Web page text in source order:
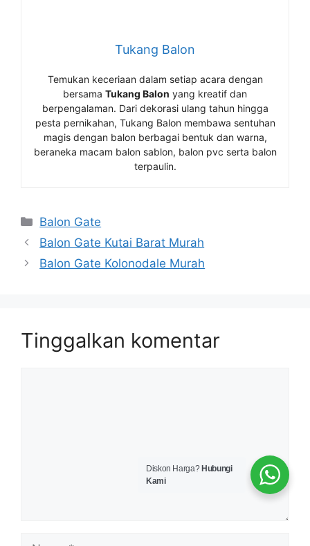
Tukang Balon
Temukan keceriaan dalam setiap acara dengan
bersama Tukang Balon yang kreatif dan
berpengalaman. Dari dekorasi ulang tahun hingga
pesta pernikahan, Tukang Balon membawa sentuhan
magis dengan balon berbagai bentuk dan warna,
beraneka macam balon sablon, balon pvc serta balon
terpaulin.
Kategori
Balon Gate
Balon Gate Kutai Barat Murah
Balon Gate Kolonodale Murah
Tinggalkan komentar
Diskon Harga? Hubungi
Kami